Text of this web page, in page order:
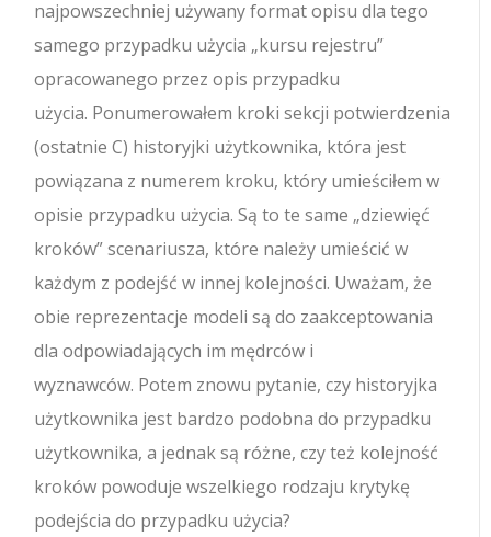
najpowszechniej używany format opisu dla tego
samego przypadku użycia „kursu rejestru”
opracowanego przez opis przypadku
użycia. Ponumerowałem kroki sekcji potwierdzenia
(ostatnie C) historyjki użytkownika, która jest
powiązana z numerem kroku, który umieściłem w
opisie przypadku użycia. Są to te same „dziewięć
kroków” scenariusza, które należy umieścić w
każdym z podejść w innej kolejności. Uważam, że
obie reprezentacje modeli są do zaakceptowania
dla odpowiadających im mędrców i
wyznawców. Potem znowu pytanie, czy historyjka
użytkownika jest bardzo podobna do przypadku
użytkownika, a jednak są różne, czy też kolejność
kroków powoduje wszelkiego rodzaju krytykę
podejścia do przypadku użycia?